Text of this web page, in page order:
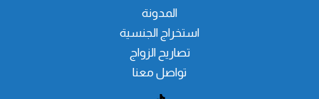
المدونة
استخراج الجنسية
تصاريح الزواج
تواصل معنا